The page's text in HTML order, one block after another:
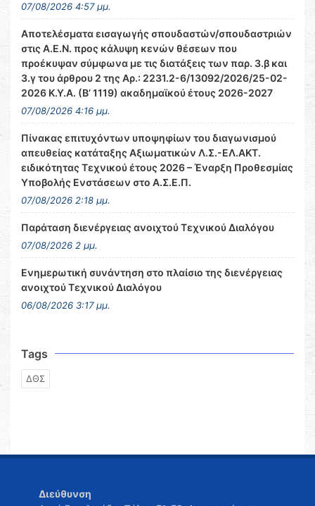
07/08/2026 4:57 μμ.
Αποτελέσματα εισαγωγής σπουδαστών/σπουδαστριών
στις Α.Ε.Ν. προς κάλυψη κενών θέσεων που
προέκυψαν σύμφωνα με τις διατάξεις των παρ. 3.β και
3.γ του άρθρου 2 της Αρ.: 2231.2-6/13092/2026/25-02-
2026 Κ.Υ.Α. (Β’ 1119) ακαδημαϊκού έτους 2026-2027
07/08/2026 4:16 μμ.
Πίνακας επιτυχόντων υποψηφίων του διαγωνισμού
απευθείας κατάταξης Αξιωματικών Λ.Σ.-ΕΛ.ΑΚΤ.
ειδικότητας Τεχνικού έτους 2026 – Έναρξη Προθεσμίας
Υποβολής Ενστάσεων στο Α.Σ.Ε.Π.
07/08/2026 2:18 μμ.
Παράταση διενέργειας ανοιχτού Τεχνικού Διαλόγου
07/08/2026 2 μμ.
Ενημερωτική συνάντηση στο πλαίσιο της διενέργειας
ανοιχτού Τεχνικού Διαλόγου
06/08/2026 3:17 μμ.
Tags
ΔΘΣ
Διεύθυνση